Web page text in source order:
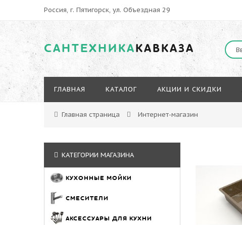
Россия, г. Пятигорск, ул. Объездная 29
САНТЕХНИКАКАВКАЗА
ГЛАВНАЯ КАТАЛОГ АКЦИИ И СКИДКИ
Главная страница Интернет-магазин
КАТЕГОРИИ МАГАЗИНА
КУХОННЫЕ МОЙКИ
СМЕСИТЕЛИ
АКСЕССУАРЫ ДЛЯ КУХНИ